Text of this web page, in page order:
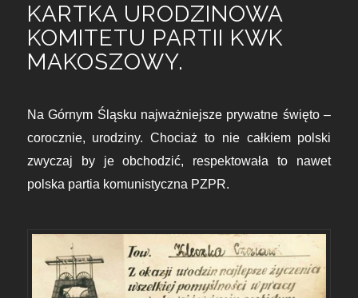
KARTKA URODZINOWA
KOMITETU PARTII KWK
MAKOSZOWY.
Na Górnym Śląsku najważniejsze prywatne święto –
corocznie, urodziny. Chociaż to nie całkiem polski
zwyczaj by je obchodzić, respektowała to nawet
polska partia komunistyczna PZPR.